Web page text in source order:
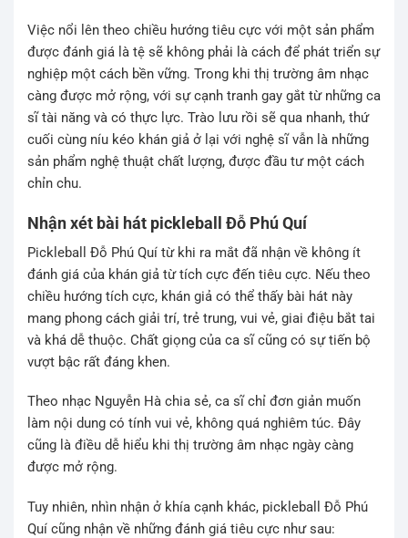
Việc nổi lên theo chiều hướng tiêu cực với một sản phẩm
được đánh giá là tệ sẽ không phải là cách để phát triển sự
nghiệp một cách bền vững. Trong khi thị trường âm nhạc
càng được mở rộng, với sự cạnh tranh gay gắt từ những ca
sĩ tài năng và có thực lực. Trào lưu rồi sẽ qua nhanh, thứ
cuối cùng níu kéo khán giả ở lại với nghệ sĩ vẫn là những
sản phẩm nghệ thuật chất lượng, được đầu tư một cách
chỉn chu.
Nhận xét bài hát pickleball Đỗ Phú Quí
Pickleball Đỗ Phú Quí từ khi ra mắt đã nhận về không ít
đánh giá của khán giả từ tích cực đến tiêu cực. Nếu theo
chiều hướng tích cực, khán giả có thể thấy bài hát này
mang phong cách giải trí, trẻ trung, vui vẻ, giai điệu bắt tai
và khá dễ thuộc. Chất giọng của ca sĩ cũng có sự tiến bộ
vượt bậc rất đáng khen.
Theo nhạc Nguyễn Hà chia sẻ, ca sĩ chỉ đơn giản muốn
làm nội dung có tính vui vẻ, không quá nghiêm túc. Đây
cũng là điều dễ hiểu khi thị trường âm nhạc ngày càng
được mở rộng.
Tuy nhiên, nhìn nhận ở khía cạnh khác, pickleball Đỗ Phú
Quí cũng nhận về những đánh giá tiêu cực như sau: